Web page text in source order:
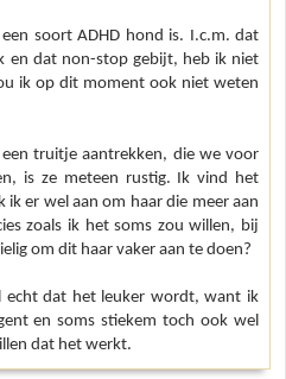
soort ADHD hond is. I.c.m. dat
en dat non-stop gebijt, heb ik niet
ik op dit moment ook niet weten
truitje aantrekken, die we voor
is ze meteen rustig. Ik vind het
ik er wel aan om haar die meer aan
zoals ik het soms zou willen, bij
om dit haar vaker aan te doen?
dat het leuker wordt, want ik
en soms stiekem toch ook wel
dat het werkt.